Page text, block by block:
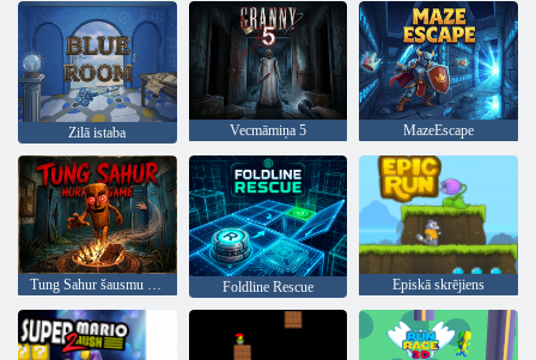
Zilā istaba Vecmāmiņa 5 MazeEscape
Tung Sahur šausmu spēle Foldline Rescue Episkā skrējiens